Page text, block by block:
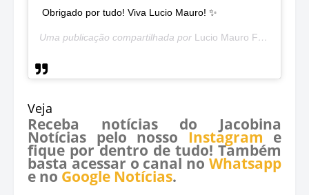
Obrigado por tudo! Viva Lucio Mauro! ✨
Uma publicação compartilhada por Lucio Mauro Filho
Veja
Receba notícias do Jacobina
Notícias pelo nosso Instagram e
fique por dentro de tudo! Também
basta acessar o canal no Whatsapp
e no Google Notícias.